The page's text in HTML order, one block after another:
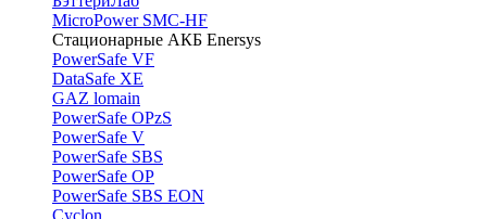
MicroPower SMC-HF
Стационарные АКБ Enersys
PowerSafe VF
DataSafe XE
GAZ lomain
PowerSafe OPzS
PowerSafe V
PоwerSafe SBS
PowerSafe OP
PоwerSafe SBS EON
Cyclon